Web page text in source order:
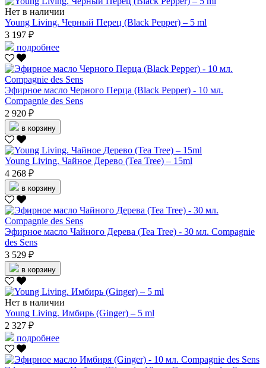
Нет в наличии
Young Living. Черный Перец (Black Pepper) – 5 ml
3 197 ₽
подробнее
Эфирное масло Черного Перца (Black Pepper) - 10 мл.
Compagnie des Sens
2 920 ₽
в корзину
Young Living. Чайное Дерево (Tea Tree) – 15ml
4 268 ₽
в корзину
Эфирное масло Чайного Дерева (Tea Tree) - 30 мл. Compagnie
des Sens
3 529 ₽
в корзину
Нет в наличии
Young Living. Имбирь (Ginger) – 5 ml
2 327 ₽
подробнее